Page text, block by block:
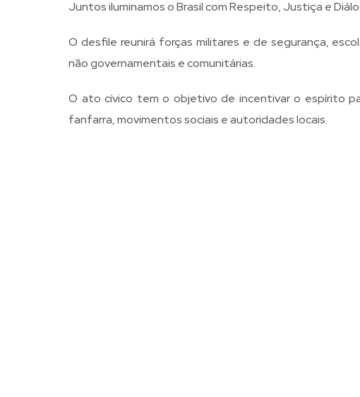
Juntos iluminamos o Brasil com Respeito, Justiça e
O desfile reunirá forças militares e de segurança,
não governamentais e comunitárias.
O ato cívico tem o objetivo de incentivar o espírito
fanfarra, movimentos sociais e autoridades locais.